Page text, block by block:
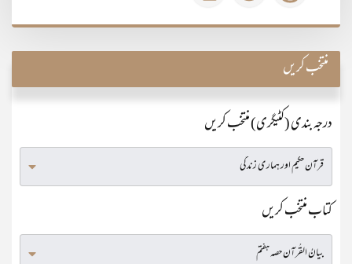
منتخب کریں
درجہ بندی (کٹیگری) منتخب کریں
کتاب منتخب کریں